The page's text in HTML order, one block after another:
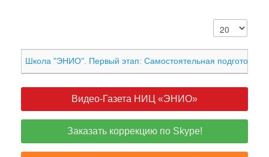
Школа "ЭНИО". Первый этап: Самостоятельная подготовка
Видео-Газета НИЦ «ЭНИО»
Заказать коррекцию по Skype!